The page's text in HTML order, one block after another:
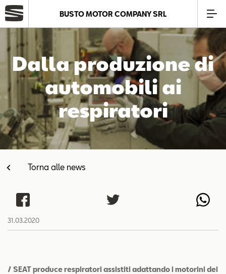
Azienda
Modelli
Offerte
Service
Business
SEAT Usato Certificato
Contatti
BUSTO MOTOR COMPANY SRL
Dalla produzione di
automobili ai
respiratori
Torna alle news
31.03.2020
/ SEAT produce respiratori assistiti adattando i motorini dei